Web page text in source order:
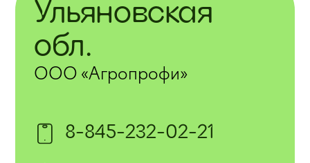
Ульяновская
обл.
ООО «Агропрофи»
8-845-232-02-21